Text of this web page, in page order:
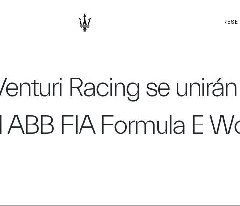
Racing se
FIA Formula E